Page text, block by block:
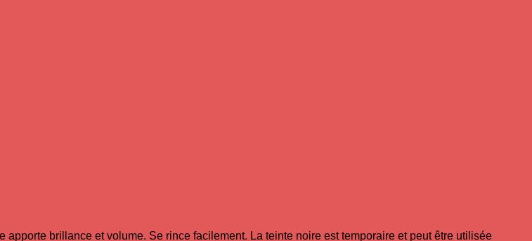
apporte brillance et volume. Se rince facilement. La teinte noire est temporaire et peut être utilisée